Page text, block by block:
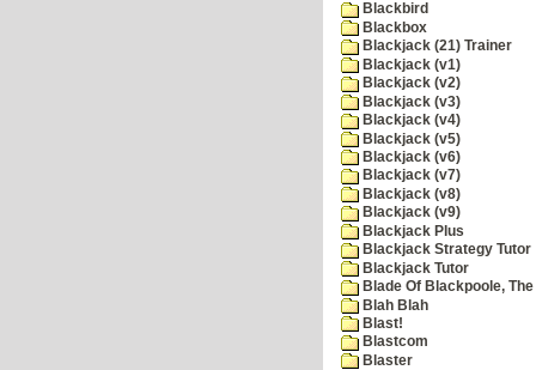
Blackbird
Blackbox
Blackjack (21) Trainer
Blackjack (v1)
Blackjack (v2)
Blackjack (v3)
Blackjack (v4)
Blackjack (v5)
Blackjack (v6)
Blackjack (v7)
Blackjack (v8)
Blackjack (v9)
Blackjack Plus
Blackjack Strategy Tutor
Blackjack Tutor
Blade Of Blackpoole, The
Blah Blah
Blast!
Blastcom
Blaster